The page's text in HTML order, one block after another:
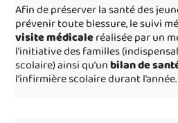
Afin de préserver la santé des
prévenir toute blessure, le suivi
visite médicaleréalisée par un
l’initiative des familles
scolaire) ainsi qu’unbilan de
l’infirmière scolaire durant l’année.